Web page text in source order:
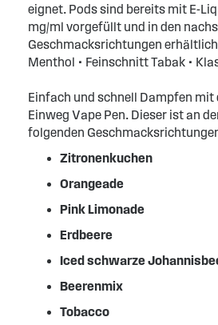
eignet. Pods sind bereits mit E-
mg/ml vorgefüllt und in den
Geschmacksrichtungen
Menthol • Feinschnitt Tabak •
Einfach und schnell Dampfen mit
Einweg Vape Pen. Dieser ist an
folgenden
Zitronenkuchen
Orangeade
Pink Limonade
Erdbeere
Iced schwarze
Beerenmix
Tobacco